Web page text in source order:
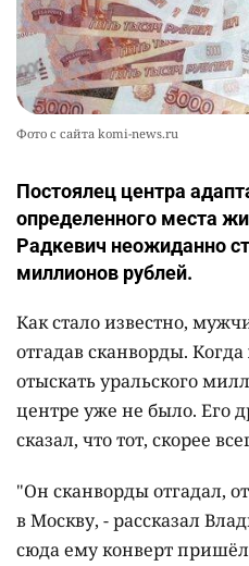
Фото с сайта komi-news.ru
Постоялец центра
определенного места
Радкевич неожиданно
миллионов рублей.
Как стало известно,
отгадав сканворды.
отыскать уральского
центре уже не было. Его
сказал, что тот, скорее
"Он сканворды отгадал,
в Москву, - рассказал
сюда ему конверт